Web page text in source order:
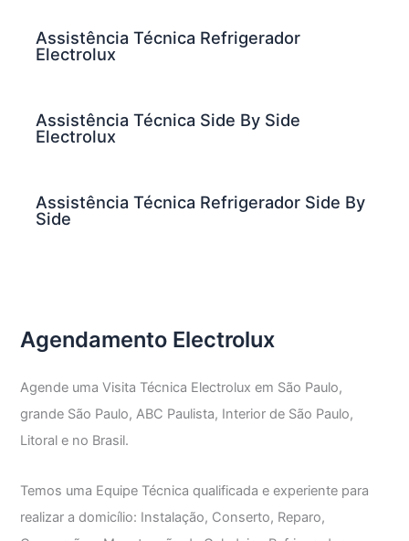
Assistência Técnica Refrigerador
Electrolux
Assistência Técnica Side By Side
Electrolux
Assistência Técnica Refrigerador Side By
Side
Agendamento Electrolux
Agende uma Visita Técnica Electrolux em São Paulo,
grande São Paulo, ABC Paulista, Interior de São Paulo,
Litoral e no Brasil.
Temos uma Equipe Técnica qualificada e experiente para
realizar a domicílio: Instalação, Conserto, Reparo,